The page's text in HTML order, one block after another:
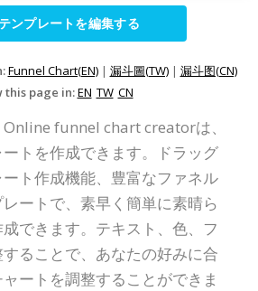
ンプレートを編集する
Funnel Chart(EN)| 漏斗圖(TW)| 漏斗图(CN)
this page in:EN TW CN
funnel chart creatorは、
トを作成できます。ドラッグ
ト作成機能、豊富なファネル
ートで、素早く簡単に素晴ら
できます。テキスト、色、フ
ることで、あなたの好みに合
ートを調整することができま